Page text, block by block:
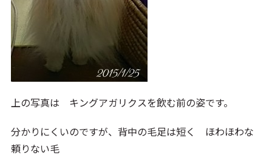
上の写真は キングアガリクスを飲む前の姿です。
分かりにくいのですが、背中の毛足は短く ほわほわな
頼りない毛